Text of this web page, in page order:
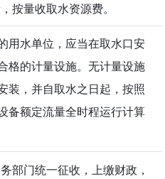
按量收取水资源费。
用水单位，应当在取水口安
格的计量设施。无计量设施
装，并自取水之日起，按照
备额定流量全时程运行计算
部门统一征收，上缴财政，